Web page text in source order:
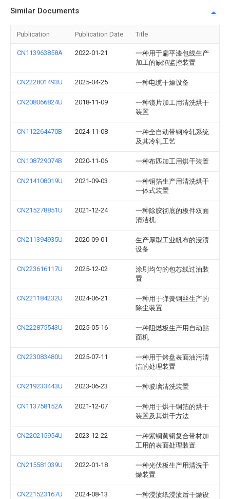
Similar Documents
Publication Publication Date Title
CN113963858A 2022-01-21
一种用于扁平漆包线生产
加工的缺陷监控装置
CN222801493U 2025-04-25 一种电缆干燥设备
CN208066824U 2018-11-09
一种镜片加工用清洗烘干
装置
CN112264470B 2024-11-08
一种全自动带钢冷轧系统
及其冷轧工艺
CN108729074B 2020-11-06 一种布匹加工用烘干装置
CN214108019U 2021-09-03
一种铜箔生产用清洗烘干
一体式装置
CN215278851U 2021-12-24
一种除胶彻底的板件双面
清洁机
CN211394935U 2020-09-01
生产厚型工业帆布的浸渍
设备
CN223616117U 2025-12-02
涂刷均匀的包芯线过油装
置
CN221184232U 2024-06-21
一种用于弹簧钢丝生产的
除尘装置
CN222875543U 2025-05-16
一种阻燃板生产用自动贴
面机
CN223083480U 2025-07-11
一种用于烤盘表面油污清
洁的处理装置
CN219233443U 2023-06-23 一种玻璃清洗装置
CN113758152A 2021-12-07
一种用于烘干铜箔的烘干
装置及其烘干方法
CN220215954U 2023-12-22
一种紫铜黄铜复合带材加
工用的表面处理装置
CN215581039U 2022-01-18
一种光伏板生产用清洗干
燥装置
CN221523167U 2024-08-13
一种浸渍纸浸渍后干燥设